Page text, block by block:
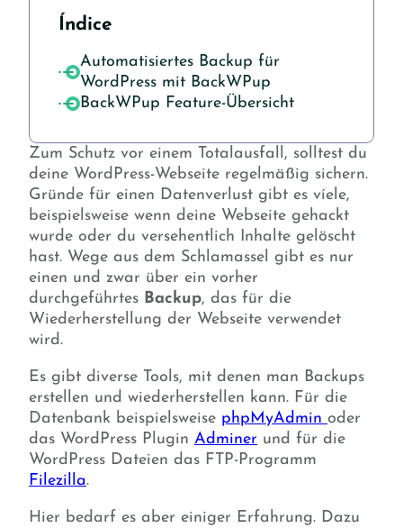
Índice
Automatisiertes Backup für
WordPress mit BackWPup
BackWPup Feature-Übersicht
Zum Schutz vor einem Totalausfall, solltest du
deine WordPress-Webseite regelmäßig sichern.
Gründe für einen Datenverlust gibt es víele,
beispielsweise wenn deine Webseite gehackt
wurde oder du versehentlich Inhalte gelöscht
hast. Wege aus dem Schlamassel gibt es nur
einen und zwar über ein vorher
durchgeführtes Backup, das für die
Wiederherstellung der Webseite verwendet
wird.
Es gibt diverse Tools, mit denen man Backups
erstellen und wiederherstellen kann. Für die
Datenbank beispielsweise phpMyAdmin oder
das WordPress Plugin Adminer und für die
WordPress Dateien das FTP-Programm
Filezilla.
Hier bedarf es aber einiger Erfahrung. Dazu